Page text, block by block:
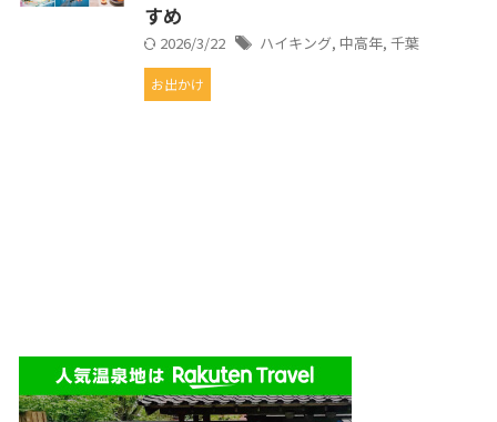
すめ
2026/3/22 ハイキング, 中高年, 千葉
お出かけ